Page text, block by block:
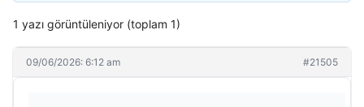
1 yazı görüntüleniyor (toplam 1)
09/06/2026: 6:12 am #21505